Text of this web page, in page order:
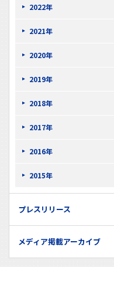
2022年
2021年
2020年
2019年
2018年
2017年
2016年
2015年
プレスリリース
メディア掲載アーカイブ